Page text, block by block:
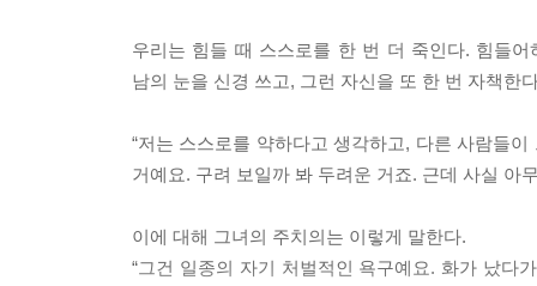
우리는 힘들 때 스스로를 한 번 더 죽인다. 힘들
남의 눈을 신경 쓰고, 그런 자신을 또 한 번 자책한
“저는 스스로를 약하다고 생각하고, 다른 사람들
거예요. 구려 보일까 봐 두려운 거죠. 근데 사실 아
이에 대해 그녀의 주치의는 이렇게 말한다.
“그건 일종의 자기 처벌적인 욕구예요. 화가 났다